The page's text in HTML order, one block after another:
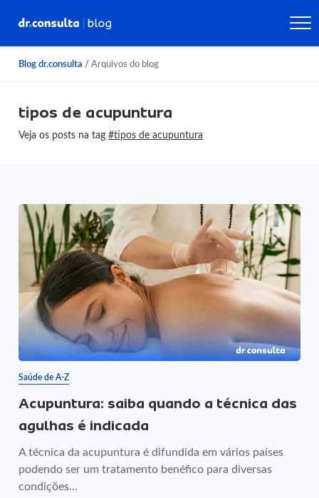
Blog dr.consulta / Arquivos do blog
tipos de acupuntura
Veja os posts na tag#tipos de acupuntura
Saúde de A-Z
Acupuntura: saiba quando a técnica das
agulhas é indicada
A técnica da acupuntura é difundida em vários países
podendo ser um tratamento benéfico para diversas
condições...